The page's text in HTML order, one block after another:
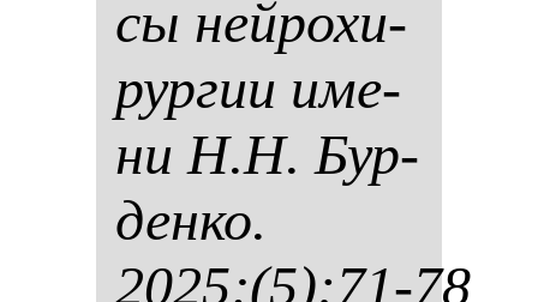
сы ней­ро­хи­
рур­гии име­
ни Н.Н. Бур­
ден­ко.
2025;(5):71-78